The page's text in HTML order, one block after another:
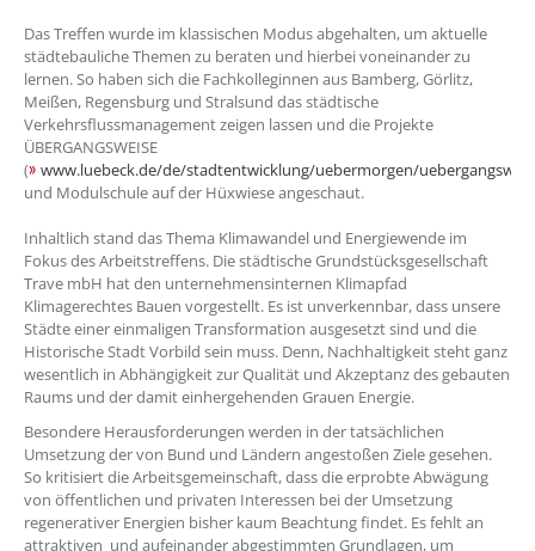
Das Treffen wurde im klassischen Modus abgehalten, um aktuelle
städtebauliche Themen zu beraten und hierbei voneinander zu
lernen. So haben sich die Fachkolleginnen aus Bamberg, Görlitz,
Meißen, Regensburg und Stralsund das städtische
Verkehrsflussmanagement zeigen lassen und die Projekte
ÜBERGANGSWEISE
(
www.luebeck.de/de/stadtentwicklung/uebermorgen/
und Modulschule auf der Hüxwiese angeschaut.
Inhaltlich stand das Thema Klimawandel und Energiewende im
Fokus des Arbeitstreffens. Die städtische Grundstücksgesellschaft
Trave mbH hat den unternehmensinternen Klimapfad
Klimagerechtes Bauen vorgestellt. Es ist unverkennbar, dass unsere
Städte einer einmaligen Transformation ausgesetzt sind und die
Historische Stadt Vorbild sein muss. Denn, Nachhaltigkeit steht ganz
wesentlich in Abhängigkeit zur Qualität und Akzeptanz des gebauten
Raums und der damit einhergehenden Grauen Energie.
Besondere Herausforderungen werden in der tatsächlichen
Umsetzung der von Bund und Ländern angestoßen Ziele gesehen.
So kritisiert die Arbeitsgemeinschaft, dass die erprobte Abwägung
von öffentlichen und privaten Interessen bei der Umsetzung
regenerativer Energien bisher kaum Beachtung findet. Es fehlt an
attraktiven und aufeinander abgestimmten Grundlagen, um